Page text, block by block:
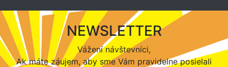
NEWSLETTER
Vážení návštevníci,
Ak máte záujem, aby sme Vám pravidelne posielali